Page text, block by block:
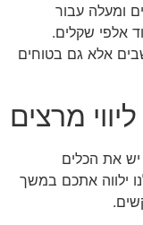
זה להרוויח 2000 שקלים ומעלה עבור
אלפי שקלים.
אלא גם בטוחים
מרצים
את הכלים
ילווה אתכם במשך